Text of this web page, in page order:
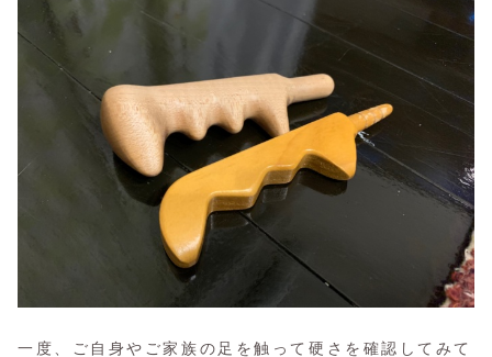
一度、ご自身やご家族の足を触って硬さを確認してみて